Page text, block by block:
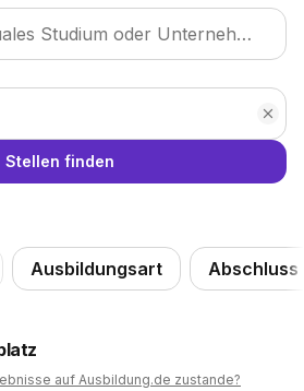
Stellen finden
Ausbildungsart Abschluss
auf Ausbildung.de zustande?